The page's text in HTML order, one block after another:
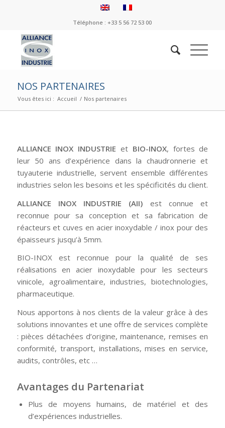
Téléphone : +33 5 56 72 53 00
NOS PARTENAIRES
Vous êtes ici : Accueil / Nos partenaires
ALLIANCE INOX INDUSTRIE et BIO-INOX, fortes de
leur 50 ans d’expérience dans la chaudronnerie et
tuyauterie industrielle, servent ensemble différentes
industries selon les besoins et les spécificités du client.
ALLIANCE INOX INDUSTRIE (AII) est connue et
reconnue pour sa conception et sa fabrication de
réacteurs et cuves en acier inoxydable / inox pour des
épaisseurs jusqu’à 5mm.
BIO-INOX est reconnue pour la qualité de ses
réalisations en acier inoxydable pour les secteurs
vinicole, agroalimentaire, industries, biotechnologies,
pharmaceutique.
Nous apportons à nos clients de la valeur grâce à des
solutions innovantes et une offre de services complète
: pièces détachées d’origine, maintenance, remises en
conformité, transport, installations, mises en service,
audits, contrôles, etc …
Avantages du Partenariat
Plus de moyens humains, de matériel et des
d’expériences industrielles.